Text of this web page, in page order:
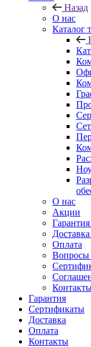
Назад
О нас
Каталог
О нас
Акции
Оплата
Вопросы
Гарантия
Сертификаты
Доставка
Оплата
Контакты